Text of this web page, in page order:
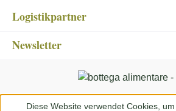
Logistikpartner
Newsletter
Diese Website verwendet Cookies,